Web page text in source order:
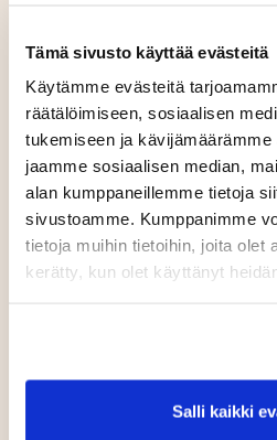
Tämä sivusto käyttää evästeitä
Käytämme evästeitä
räätälöimiseen, sosiaalisen
tukemiseen ja
jaamme sosiaalisen median,
alan kumppaneillemme tietoja
sivustoamme. Kumppanimme
tietoja muihin tietoihin, joita olet
kerätty, kun olet käyttänyt
Salli kaikki
Näiden lisäksi myös eri
ovat olennainen osa
lopputuloksena saat Green
eräänlainen golfarin
Ruukin golfopettajat ovat
golfareita alkuun ja heidän
lajissa niin pitkälle, kuin vain
Greencard -kurssit
kautta tai
Tällä kurssilla saat golfin